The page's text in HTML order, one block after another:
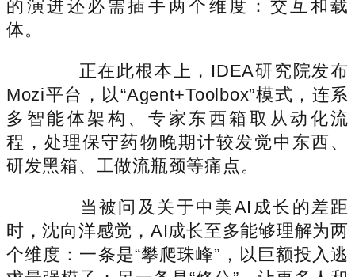
的演进还必需插手两个维度：交互和载
体。
正在此根本上，IDEA研究院发布
Mozi平台，以“Agent+Toolbox”模式，连系
多智能体架构、专家东西箱取从动化流
程，处理保守药物晚期计较发觉中东西、
研发黑箱、工做流瓶颈等痛点。
当被问及关于中美AI成长的差距
时，沈向洋感觉，AI成长至多能够理解为两
个维度：一条是“攀爬珠峰”，以巨额投入逃